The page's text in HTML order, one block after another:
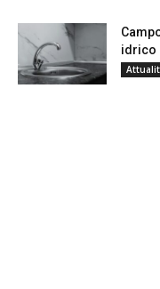
idrico